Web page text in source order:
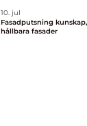
10. jul
Fasadputsning kunskap, kvalitet och
hållbara fasader